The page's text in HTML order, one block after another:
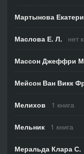
Мартынова
Маслова Е. Л. нет
Массон Джеффри
Мейсон Ван Викк
Мелихов 1 книга
Мельник 1 книга
Меральда Клара С.